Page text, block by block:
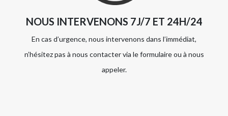
NOUS INTERVENONS 7J/7 ET 24H/24
En cas d’urgence, nous intervenons dans l’immédiat,
n’hésitez pas à nous contacter via le formulaire ou à nous
appeler.